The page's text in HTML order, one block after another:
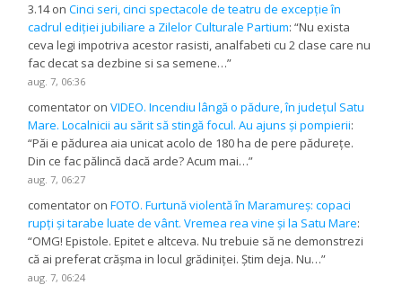
3.14onCinci seri, cinci spectacole de teatru de excepție în
cadrul ediției jubiliare a Zilelor Culturale Partium: “Nu exista
ceva legi impotriva acestor rasisti, analfabeti cu 2 clase care nu
fac decat sa dezbine si sa semene…”
aug. 7, 06:36
comentator onVIDEO. Incendiu lângă o pădure, în județul Satu
Mare. Localnicii au sărit să stingă focul. Au ajuns și pompierii:
“Păi e pădurea aia unicat acolo de 180 ha de pere pădurețe.
Din ce fac pălincă dacă arde? Acum mai…”
aug. 7, 06:27
comentator onFOTO. Furtună violentă în Maramureș: copaci
rupți și tarabe luate de vânt. Vremea rea vine și la Satu Mare:
“OMG! Epistole. Epitet e altceva. Nu trebuie să ne demonstrezi
că ai preferat crășma in locul grădiniței. Știm deja. Nu…”
aug. 7, 06:24